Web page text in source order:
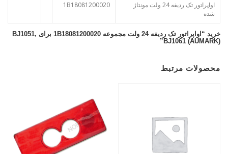
اواپراتور تک ردیفه 24 ولت مونتاژ
شده
1B18081200020
خرید “اواپراتور تک ردیفه 24 ولت مجموعه 1B18081200020 برای BJ1051,
BJ1061 (AUMARK)”
محصولات مرتبط